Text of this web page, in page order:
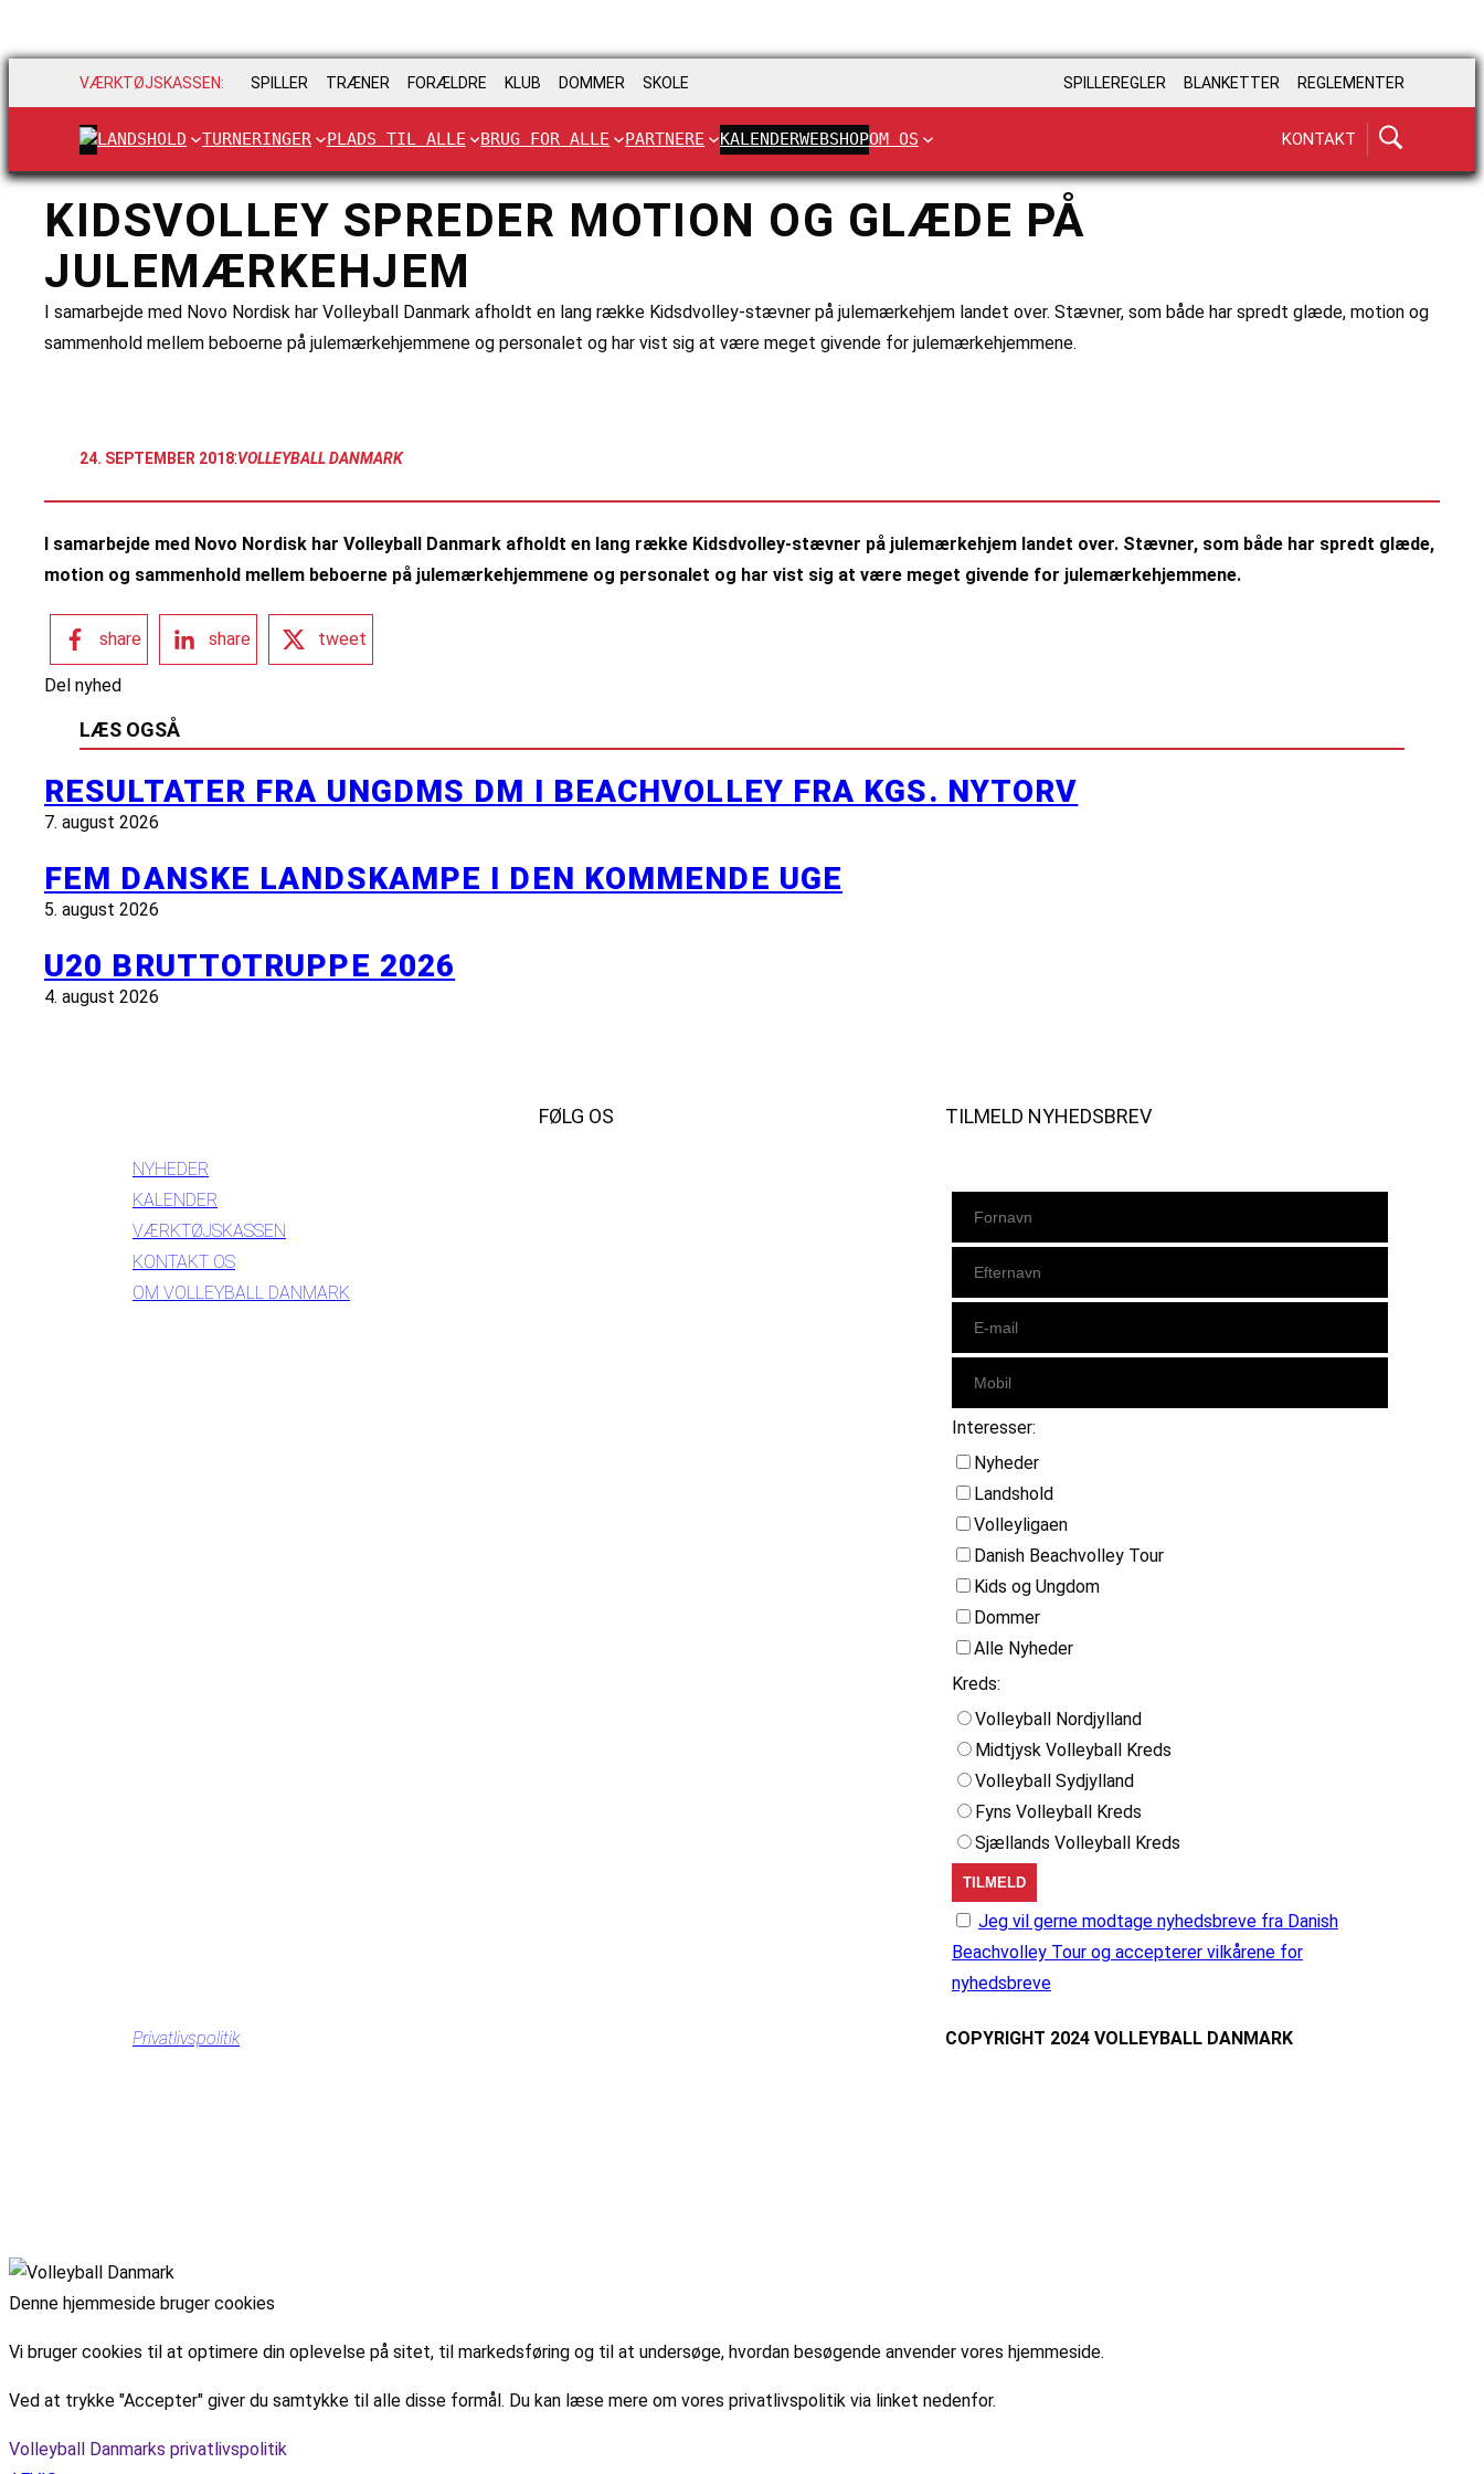
VÆRKTØJSKASSEN: SPILLER TRÆNER FORÆLDRE KLUB DOMMER SKOLE SPILLEREGLER BLANKETTER REGLEMENTER
LANDSHOLD TURNERINGER PLADS TIL ALLE BRUG FOR ALLE PARTNERE KALENDERWEBSHOPOM OS KONTAKT
KIDSVOLLEY SPREDER MOTION OG GLÆDE PÅ
JULEMÆRKEHJEM
I samarbejde med Novo Nordisk har Volleyball Danmark afholdt en lang række Kidsdvolley-stævner på julemærkehjem landet over. Stævner, som både har spredt glæde, motion og
sammenhold mellem beboerne på julemærkehjemmene og personalet og har vist sig at være meget givende for julemærkehjemmene.
24. SEPTEMBER 2018:VOLLEYBALL DANMARK
I samarbejde med Novo Nordisk har Volleyball Danmark afholdt en lang række Kidsdvolley-stævner på julemærkehjem landet over. Stævner, som både har spredt glæde,
motion og sammenhold mellem beboerne på julemærkehjemmene og personalet og har vist sig at være meget givende for julemærkehjemmene.
share share tweet
Del nyhed
LÆS OGSÅ
RESULTATER FRA UNGDMS DM I BEACHVOLLEY FRA KGS. NYTORV
7. august 2026
FEM DANSKE LANDSKAMPE I DEN KOMMENDE UGE
5. august 2026
U20 BRUTTOTRUPPE 2026
4. august 2026
NYHEDER
KALENDER
VÆRKTØJSKASSEN
KONTAKT OS
OM VOLLEYBALL DANMARK
FØLG OS TILMELD NYHEDSBREV
Interesser:
Nyheder
Landshold
Volleyligaen
Danish Beachvolley Tour
Kids og Ungdom
Dommer
Alle Nyheder
Kreds:
Volleyball Nordjylland
Midtjysk Volleyball Kreds
Volleyball Sydjylland
Fyns Volleyball Kreds
Sjællands Volleyball Kreds
Jeg vil gerne modtage nyhedsbreve fra Danish
Beachvolley Tour og accepterer vilkårene for
nyhedsbreve
Privatlivspolitik COPYRIGHT 2024 VOLLEYBALL DANMARK
Denne hjemmeside bruger cookies
Vi bruger cookies til at optimere din oplevelse på sitet, til markedsføring og til at undersøge, hvordan besøgende anvender vores hjemmeside.
Ved at trykke "Accepter" giver du samtykke til alle disse formål. Du kan læse mere om vores privatlivspolitik via linket nedenfor.
Volleyball Danmarks privatlivspolitik